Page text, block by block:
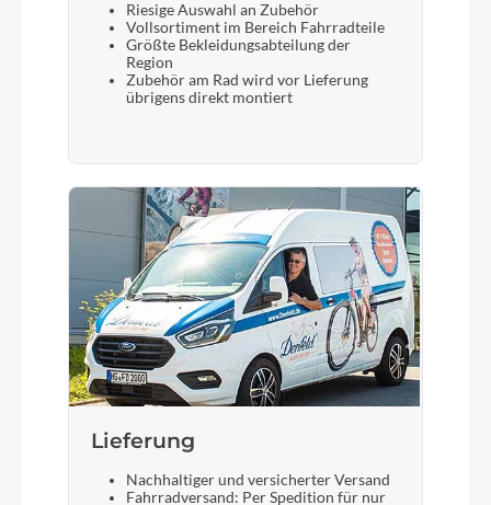
Gabel
Leichte Gabel mit 1 1/8 Zoll Schaft, Aluminium
Sattelstütze
Riesige Auswahl an Zubehör
Vollsortiment im Bereich Fahrradteile
Größte Bekleidungsabteilung der
Region
Zubehör am Rad wird vor Lieferung
übrigens direkt montiert
Lieferung
Nachhaltiger und versicherter Versand
Fahrradversand: Per Spedition für nur